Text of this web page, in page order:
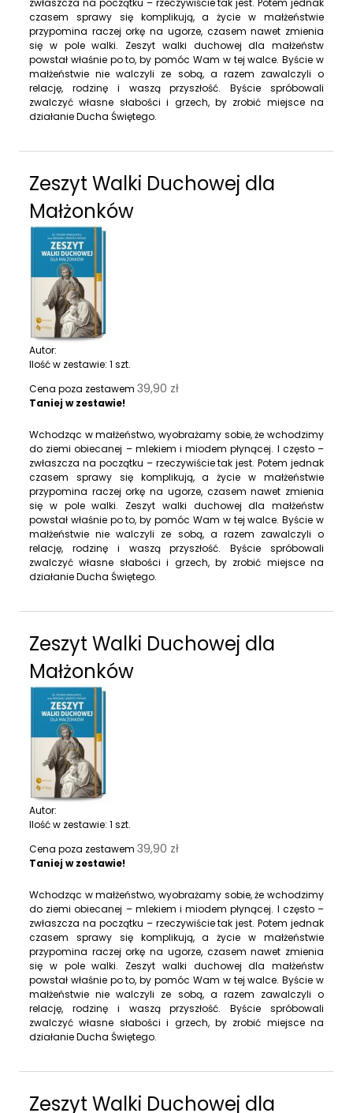
zwłaszcza na początku – rzeczywiście tak jest. Potem jednak
czasem sprawy się komplikują, a życie w małżeństwie
przypomina raczej orkę na ugorze, czasem nawet zmienia
się w pole walki. Zeszyt walki duchowej dla małżeństw
powstał właśnie po to, by pomóc Wam w tej walce. Byście w
małżeństwie nie walczyli ze sobą, a razem zawalczyli o
relację, rodzinę i waszą przyszłość. Byście spróbowali
zwalczyć własne słabości i grzech, by zrobić miejsce na
działanie Ducha Świętego.
Zeszyt Walki Duchowej dla
Małżonków
Autor:
Ilość w zestawie: 1 szt.
Cena poza zestawem 39,90 zł
Taniej w zestawie!
Wchodząc w małżeństwo, wyobrażamy sobie, że wchodzimy
do ziemi obiecanej – mlekiem i miodem płynącej. I często –
zwłaszcza na początku – rzeczywiście tak jest. Potem jednak
czasem sprawy się komplikują, a życie w małżeństwie
przypomina raczej orkę na ugorze, czasem nawet zmienia
się w pole walki. Zeszyt walki duchowej dla małżeństw
powstał właśnie po to, by pomóc Wam w tej walce. Byście w
małżeństwie nie walczyli ze sobą, a razem zawalczyli o
relację, rodzinę i waszą przyszłość. Byście spróbowali
zwalczyć własne słabości i grzech, by zrobić miejsce na
działanie Ducha Świętego.
Zeszyt Walki Duchowej dla
Małżonków
Autor:
Ilość w zestawie: 1 szt.
Cena poza zestawem 39,90 zł
Taniej w zestawie!
Wchodząc w małżeństwo, wyobrażamy sobie, że wchodzimy
do ziemi obiecanej – mlekiem i miodem płynącej. I często –
zwłaszcza na początku – rzeczywiście tak jest. Potem jednak
czasem sprawy się komplikują, a życie w małżeństwie
przypomina raczej orkę na ugorze, czasem nawet zmienia
się w pole walki. Zeszyt walki duchowej dla małżeństw
powstał właśnie po to, by pomóc Wam w tej walce. Byście w
małżeństwie nie walczyli ze sobą, a razem zawalczyli o
relację, rodzinę i waszą przyszłość. Byście spróbowali
zwalczyć własne słabości i grzech, by zrobić miejsce na
działanie Ducha Świętego.
Zeszyt Walki Duchowej dla